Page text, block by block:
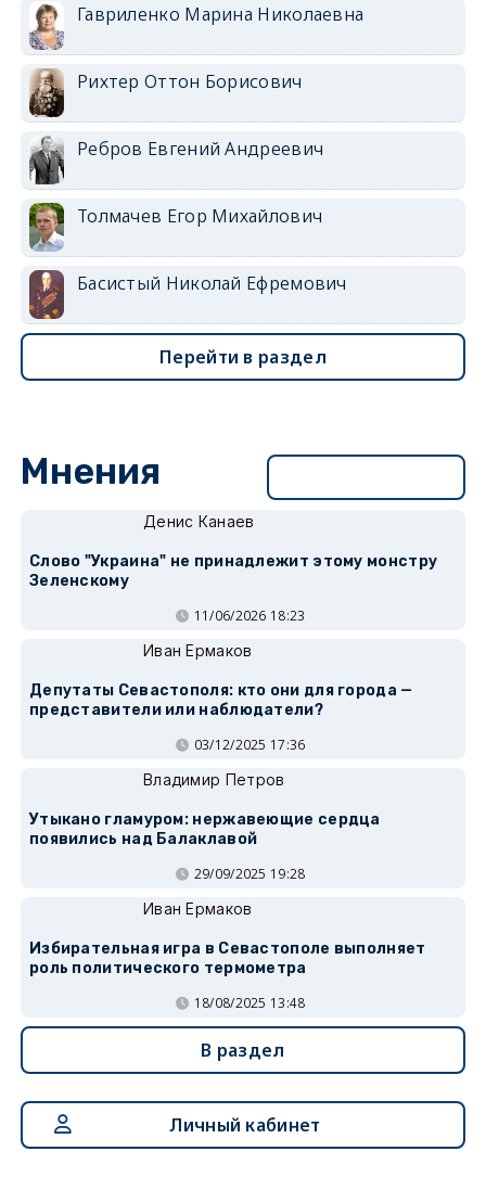
Гавриленко Марина Николаевна
Рихтер Оттон Борисович
Ребров Евгений Андреевич
Толмачев Егор Михайлович
Басистый Николай Ефремович
Перейти в раздел
Мнения
Денис Канаев
Слово "Украина" не принадлежит этому монстру
Зеленскому
11/06/2026 18:23
Иван Ермаков
Депутаты Севастополя: кто они для города —
представители или наблюдатели?
03/12/2025 17:36
Владимир Петров
Утыкано гламуром: нержавеющие сердца
появились над Балаклавой
29/09/2025 19:28
Иван Ермаков
Избирательная игра в Севастополе выполняет
роль политического термометра
18/08/2025 13:48
В раздел
Личный кабинет